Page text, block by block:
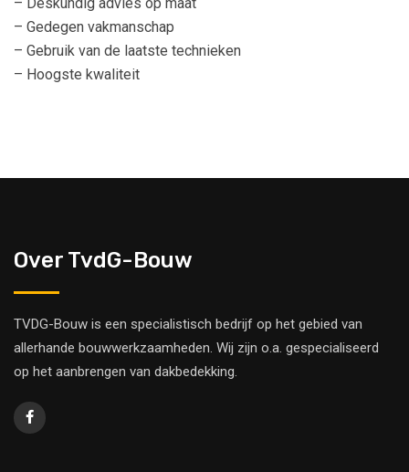
– Gedegen vakmanschap
– Gebruik van de laatste technieken
– Hoogste kwaliteit
Over TvdG-Bouw
TVDG-Bouw is een specialistisch bedrijf op het gebied van
allerhande bouwwerkzaamheden. Wij zijn o.a. gespecialiseerd
op het aanbrengen van dakbedekking.